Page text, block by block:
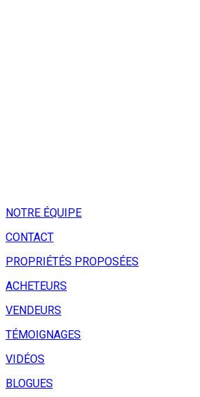
NOTRE ÉQUIPE
CONTACT
PROPRIÉTÉS PROPOSÉES
ACHETEURS
VENDEURS
TÉMOIGNAGES
VIDÉOS
BLOGUES